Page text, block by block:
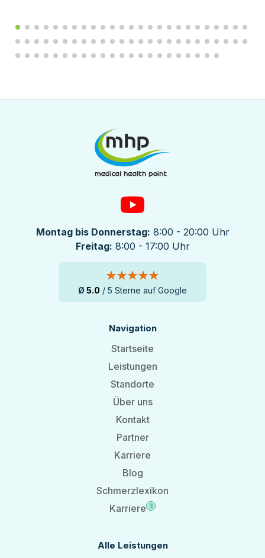
Montag bis Donnerstag: 8:00 - 20:00 Uhr
Freitag: 8:00 - 17:00 Uhr
Ø 5.0 / 5 Sterne auf Google
Navigation
Startseite
Leistungen
Standorte
Über uns
Kontakt
Partner
Karriere
Blog
Schmerzlexikon
Karriere 3
Alle Leistungen